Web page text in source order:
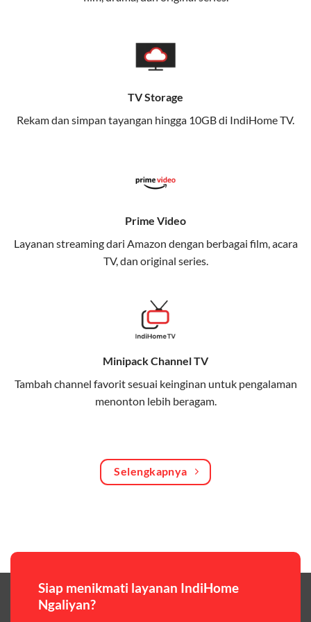
memungkinkan Anda menikmati internet cepat baik
Dengan Telkomsel One, Anda tidak terikat pada satu
teknologi jaringan tertentu, sehingga bisa menikmati
fleksibilitas dan kenyamanan maksimal.
Keunggulan Telkomsel One
streaming, gaming, dan bekerja dari rumah.
Memudahkan Anda dalam mengelola jaringan dan
meningkatkan keamanan.
Bagikan kuota internet hingga 30 GB dengan anggota
keluarga atau teman secara praktis.
One Bill System
Tagihan internet rumah dan kuota keluarga digabung
dalam satu pembayaran.
Hemat biaya dengan paket internet berkualitas tinggi
premium,berikut ulasan singkatnya:
Paket Easy
TV Storage
Rekam dan simpan tayangan hingga 10GB di IndiHome TV.
Prime Video
Layanan streaming dari Amazon dengan berbagai film, acara
TV, dan original series.
Minipack Channel TV
Tambah channel favorit sesuai keinginan untuk pengalaman
menonton lebih beragam.
Selengkapnya
Siap menikmati layanan IndiHome
Ngaliyan?